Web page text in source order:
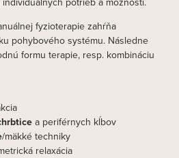
fyzioterapie zahŕňa
pohybového systému. Následne
formu terapie, resp. kombináciu
a periférnych kĺbov
/mäkké techniky
relaxácia